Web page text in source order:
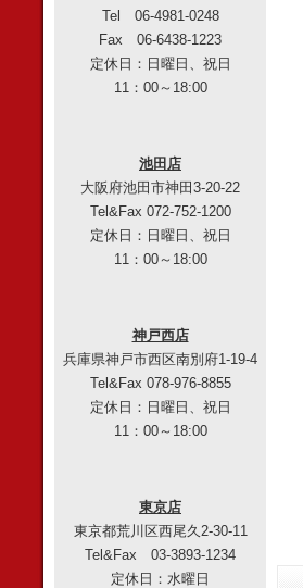
Tel 06-4981-0248
Fax 06-6438-1223
定休日：日曜日、祝日
11：00～18:00
池田店
大阪府池田市神田3-20-22
Tel&Fax 072-752-1200
定休日：日曜日、祝日
11：00～18:00
神戸西店
兵庫県神戸市西区南別府1-19-4
Tel&Fax 078-976-8855
定休日：日曜日、祝日
11：00～18:00
東京店
東京都荒川区西尾久2-30-11
Tel&Fax 03-3893-1234
定休日：水曜日